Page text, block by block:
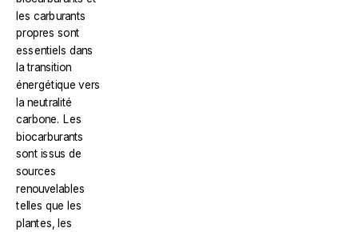
les carburants
propres sont
essentiels dans
la transition
énergétique vers
la neutralité
carbone. Les
biocarburants
sont issus de
sources
renouvelables
telles que les
plantes, les